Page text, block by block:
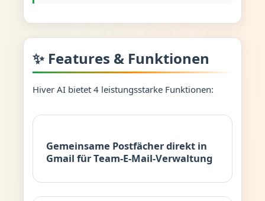
✨ Features & Funktionen
Hiver AI bietet 4 leistungsstarke Funktionen:
Gemeinsame Postfächer direkt in
Gmail für Team-E-Mail-Verwaltung